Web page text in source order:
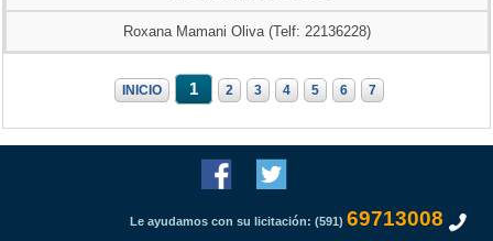
Roxana Mamani Oliva (Telf: 22136228)
INICIO 1 2 3 4 5 6 7
Le ayudamos con su licitación: (591) 69713008